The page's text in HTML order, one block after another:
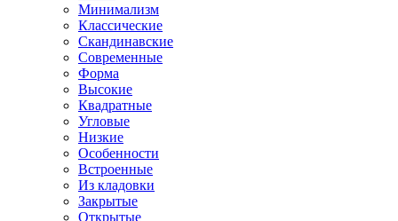
Минимализм
Классические
Скандинавские
Современные
Форма
Высокие
Квадратные
Угловые
Низкие
Особенности
Встроенные
Из кладовки
Закрытые
Открытые